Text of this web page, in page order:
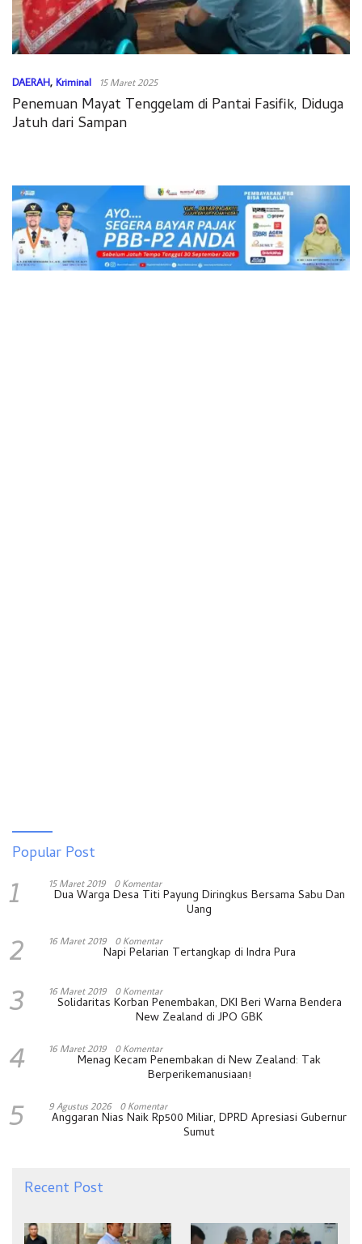
DAERAH, Kriminal 15 Maret 2025
Penemuan Mayat Tenggelam di Pantai Fasifik, Diduga
Jatuh dari Sampan
Popular Post
1 15 Maret 2019 0 Komentar
Dua Warga Desa Titi Payung Diringkus Bersama Sabu Dan
Uang
2 16 Maret 2019 0 Komentar
Napi Pelarian Tertangkap di Indra Pura
3 16 Maret 2019 0 Komentar
Solidaritas Korban Penembakan, DKI Beri Warna Bendera
New Zealand di JPO GBK
4 16 Maret 2019 0 Komentar
Menag Kecam Penembakan di New Zealand: Tak
Berperikemanusiaan!
5 9 Agustus 2026 0 Komentar
Anggaran Nias Naik Rp500 Miliar, DPRD Apresiasi Gubernur
Sumut
Recent Post